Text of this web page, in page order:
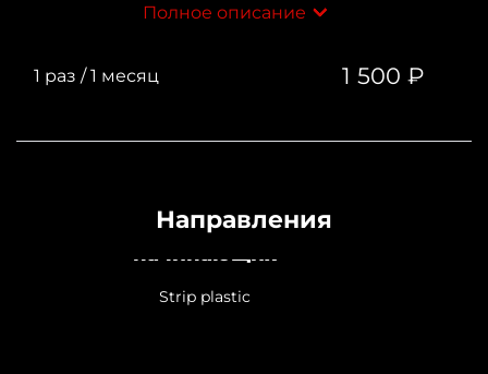
начала тренировки.
Полное описание
1 раз /1 месяц 1 500 ₽
Направления
Курс Strip plastic для
Strip plastic